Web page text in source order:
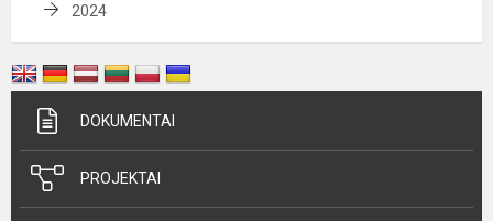
2024
DOKUMENTAI
PROJEKTAI